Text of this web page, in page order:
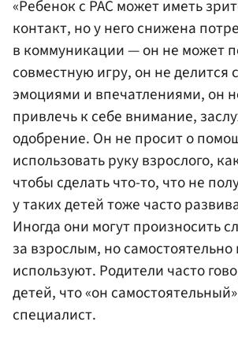
«Ребенок с РАС может иметь
контакт, но у него снижена
в коммуникации — он не может
совместную игру, он не делится
эмоциями и впечатлениями, он
привлечь к себе внимание,
одобрение. Он не просит о
использовать руку взрослого,
чтобы сделать что-то, что не
у таких детей тоже часто
Иногда они могут произносить
за взрослым, но самостоятельно
используют. Родители часто
детей, что «он
специалист.